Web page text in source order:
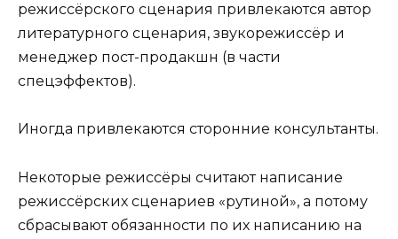
режиссёрского сценария привлекаются автор
литературного сценария, звукорежиссёр и
менеджер пост-продакшн (в части
спецэффектов).
Иногда привлекаются сторонние консультанты.
Некоторые режиссёры считают написание
режиссёрских сценариев «рутиной», а потому
сбрасывают обязанности по их написанию на